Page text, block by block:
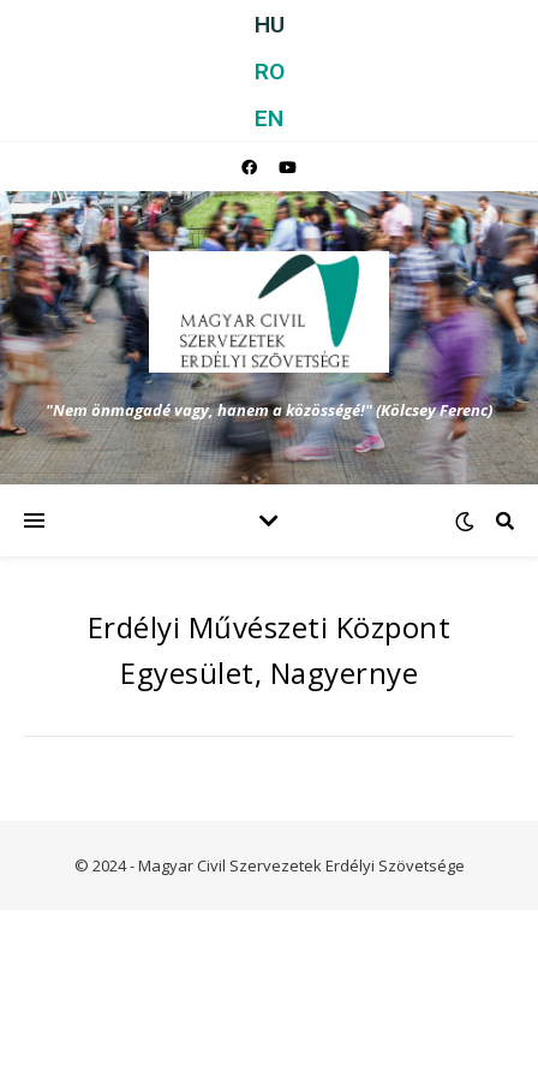
HU
RO
EN
"Nem önmagadé vagy, hanem a közösségé!" (Kölcsey Ferenc)
Erdélyi Művészeti Központ
Egyesület, Nagyernye
© 2024 - Magyar Civil Szervezetek Erdélyi Szövetsége